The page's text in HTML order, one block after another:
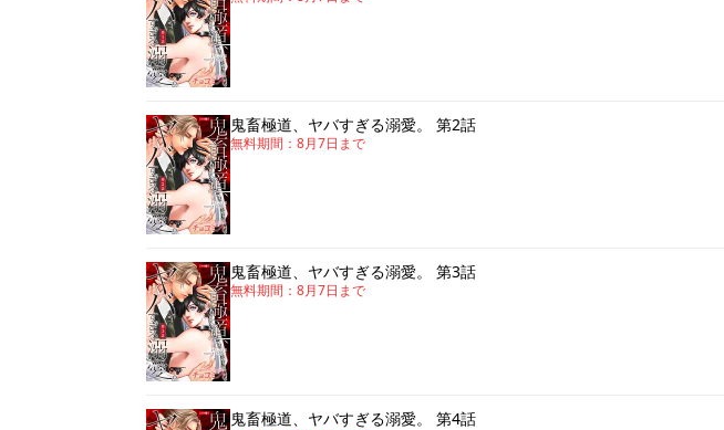
鬼畜極道、ヤバすぎる溺愛。 第2話
無料期間： 8月7日 まで
鬼畜極道、ヤバすぎる溺愛。 第3話
無料期間： 8月7日 まで
鬼畜極道、ヤバすぎる溺愛。 第4話